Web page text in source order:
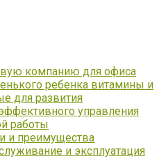
компанию для офиса
ребенка витамины и
для развития
управления
работы
и преимущества
и эксплуатация